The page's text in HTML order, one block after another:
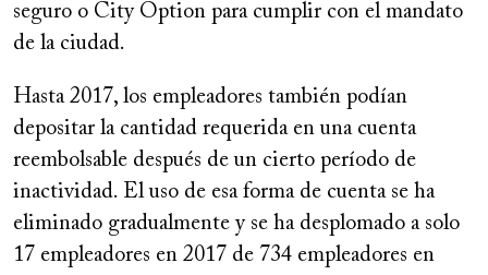
seguro o City Option para cumplir con el mandato
de la ciudad.
Hasta 2017, los empleadores también podían
depositar la cantidad requerida en una cuenta
reembolsable después de un cierto período de
inactividad. El uso de esa forma de cuenta se ha
eliminado gradualmente y se ha desplomado a solo
17 empleadores en 2017 de 734 empleadores en